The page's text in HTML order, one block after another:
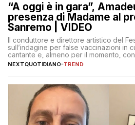
“A oggi è in gara”,
presenza di Madame al
Sanremo | VIDEO
Il conduttore e direttore artistico del
sull’indagine per false vaccinazioni in
cantante e, almeno per il momento,
sul palco dell’Ariston
NEXTQUOTIDIANO-TREND